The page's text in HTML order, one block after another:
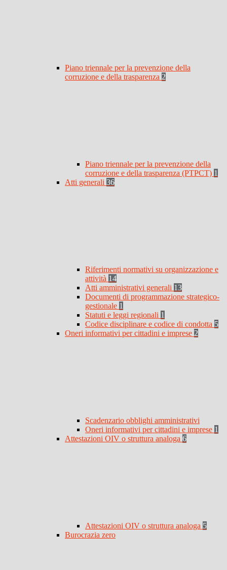
Piano triennale per la prevenzione della
corruzione e della trasparenza 2
Piano triennale per la prevenzione della
corruzione e della trasparenza (PTPCT) 1
Atti generali 36
Riferimenti normativi su organizzazione e
attività 14
Atti amministrativi generali 13
Documenti di programmazione strategico-
gestionale 1
Statuti e leggi regionali 1
Codice disciplinare e codice di condotta 5
Oneri informativi per cittadini e imprese 2
Scadenzario obblighi amministrativi
Oneri informativi per cittadini e imprese 1
Attestazioni OIV o struttura analoga 6
Attestazioni OIV o struttura analoga 5
Burocrazia zero